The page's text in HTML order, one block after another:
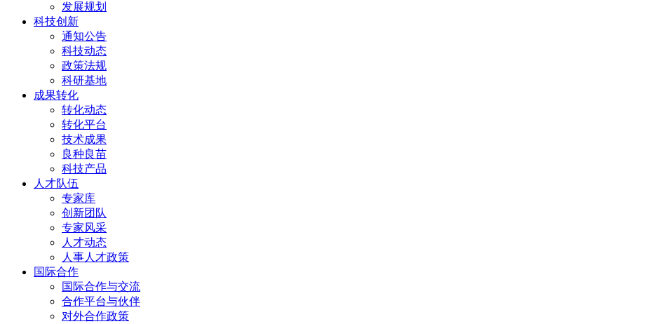
发展规划
科技创新
通知公告
科技动态
政策法规
科研基地
成果转化
转化动态
转化平台
技术成果
良种良苗
科技产品
人才队伍
专家库
创新团队
专家风采
人才动态
人事人才政策
国际合作
国际合作与交流
合作平台与伙伴
对外合作政策